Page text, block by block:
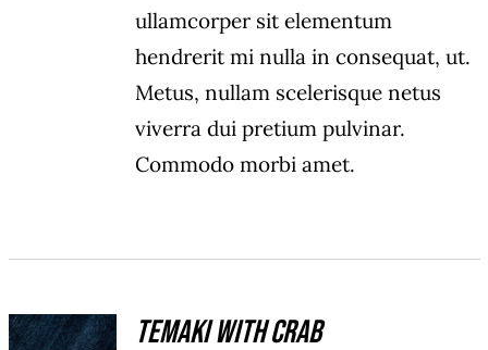
ullamcorper sit elementum
hendrerit mi nulla in consequat, ut.
Metus, nullam scelerisque netus
viverra dui pretium pulvinar.
Commodo morbi amet.
Temaki With Crab